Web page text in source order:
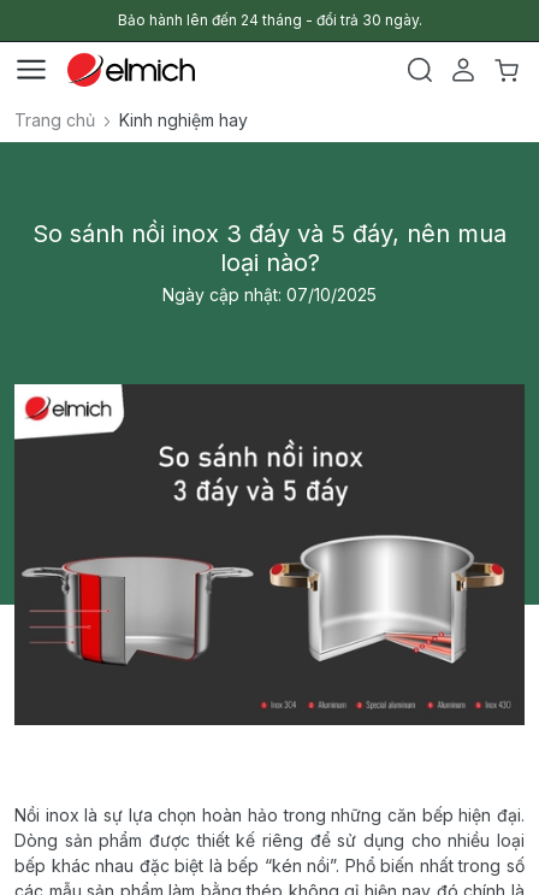
Bảo hành lên đến 24 tháng - đổi trả 30 ngày.
Trang chủ Kinh nghiệm hay
So sánh nồi inox 3 đáy và 5 đáy, nên mua
loại nào?
Ngày cập nhật: 07/10/2025
Nồi inox là sự lựa chọn hoàn hảo trong những căn bếp hiện đại.
Dòng sản phẩm được thiết kế riêng để sử dụng cho nhiều loại
bếp khác nhau đặc biệt là bếp “kén nồi”. Phổ biến nhất trong số
các mẫu sản phẩm làm bằng thép không gỉ hiện nay đó chính là